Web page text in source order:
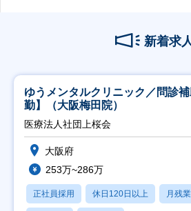
新着求
ゆうメンタルクリニック／問診
勤】（大阪梅田院）
医療法人社団上桜会
大阪府
253万~286万
正社員採用 休日120日以上 月残